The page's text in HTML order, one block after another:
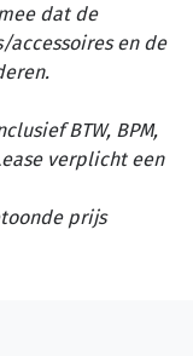
dat de
en de
BTW, BPM,
verplicht een
prijs